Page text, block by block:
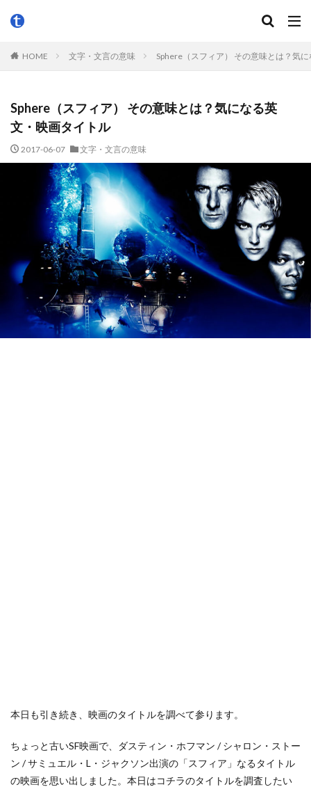
HOME 文字・文言の意味 Sphere（スフィア） その意味とは？気
Sphere（スフィア） その意味とは？気になる英
文・映画タイトル
2017-06-07 文字・文言の意味
本日も引き続き、映画のタイトルを調べて参ります。
ちょっと古いSF映画で、ダスティン・ホフマン / シャロン・ストー
ン / サミュエル・L・ジャクソン出演の「スフィア」なるタイトル
の映画を思い出しました。本日はコチラのタイトルを調査したい